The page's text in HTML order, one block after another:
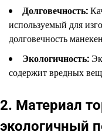
Долговечность:
используемый для
долговечность
Экологичность:
содержит вредных
2. Материал
экологичный